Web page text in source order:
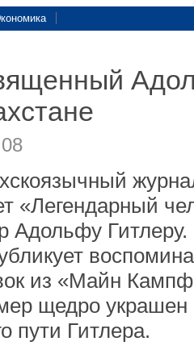
«Легендарный
Адольфу
из «Майн
щедро
пути Гитлера.